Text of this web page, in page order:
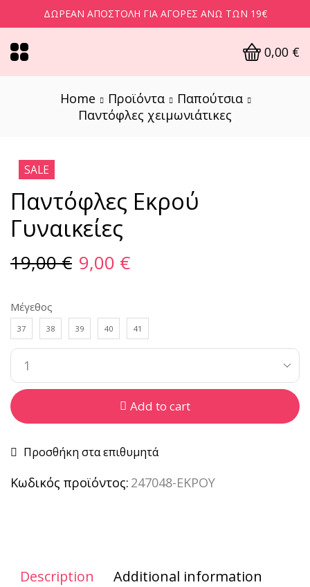
ΔΩΡΕΆΝ ΑΠΟΣΤΟΛΉ ΓΙΑ ΑΓΟΡΈΣ ΆΝΩ ΤΩΝ 19€
0,00 €
Home Προϊόντα
Παπούτσια
Παντόφλες χειμωνιάτικες
SALE
Παντόφλες Εκρού
Γυναικείες
19,00€ 9,00 €
Μέγεθος
37 38 39 40 41
Add to cart
Προσθήκη στα επιθυμητά
Κωδικός προϊόντος: 247048-ΕΚΡΟΥ
Description Additional information